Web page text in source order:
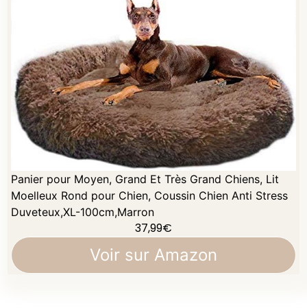
Panier pour Moyen, Grand Et Très Grand Chiens, Lit
Moelleux Rond pour Chien, Coussin Chien Anti Stress
Duveteux,XL-100cm,Marron
37,99€
Voir sur Amazon